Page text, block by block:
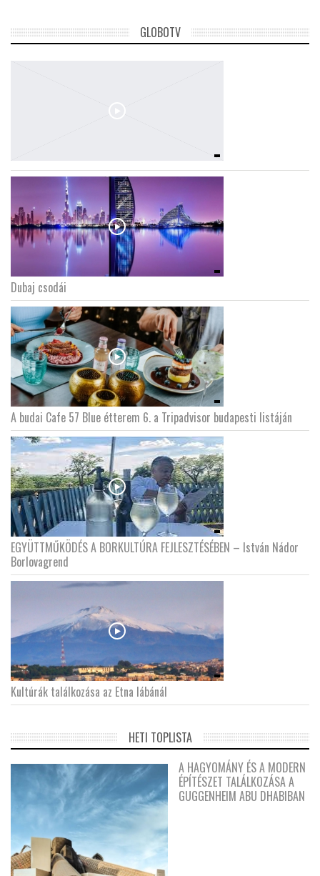
GLOBOTV
Dubaj csodái
A budai Cafe 57 Blue étterem 6. a Tripadvisor budapesti listáján
EGYÜTTMŰKÖDÉS A BORKULTÚRA FEJLESZTÉSÉBEN – István Nádor
Borlovagrend
Kultúrák találkozása az Etna lábánál
HETI TOPLISTA
A HAGYOMÁNY ÉS A MODERN
ÉPÍTÉSZET TALÁLKOZÁSA A
GUGGENHEIM ABU DHABIBAN